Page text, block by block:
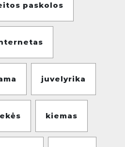
paskolos
juvelyrika
kiemas